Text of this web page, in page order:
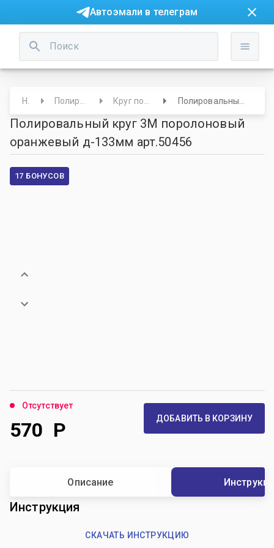
Автоэмали в телеграм
Полировальный круг 3М поролоновый
оранжевый д-133мм арт.50456
17 БОНУСОВ
Отсутствует
570 Р ДОБАВИТЬ В КОРЗИНУ
Описание
Инструкция
СКАЧАТЬ ИНСТРУКЦИЮ